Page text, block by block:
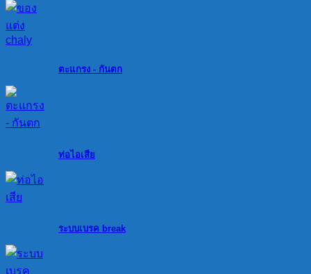
ตะแกรง - กันตก
ท่อไอเสีย
ระบบเบรค break